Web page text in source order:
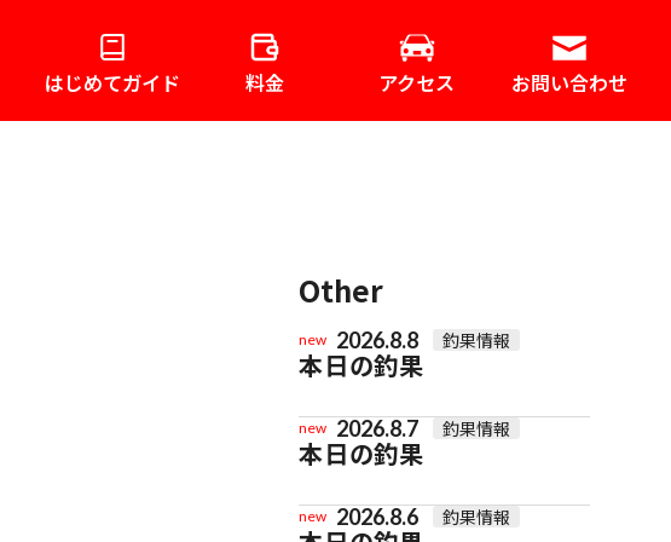
はじめてガイド 料金 アクセス お問い合わせ
Other
new 2026.8.8 釣果情報
本日の釣果
new 2026.8.7 釣果情報
本日の釣果
new 2026.8.6 釣果情報